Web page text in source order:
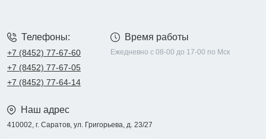
Телефоны:
+7 (8452) 77-67-60
+7 (8452) 77-67-05
+7 (8452) 77-64-14
Время работы
Ежедневно с 08-00 до 17-00 по Мск
Наш адрес
410002, г. Саратов, ул. Григорьева, д. 23/27